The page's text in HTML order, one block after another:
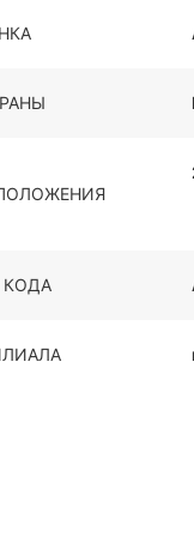
КОДА